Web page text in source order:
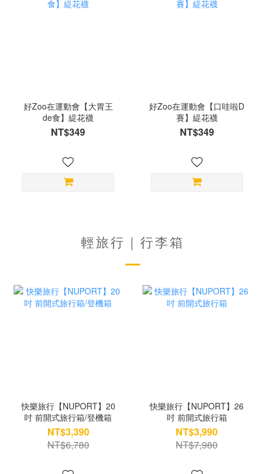
好Zoo在運動會【大胃王
de食】緹花襪
NT$349
好Zoo在運動會【口哇啦D
賽】緹花襪
NT$349
輕旅行｜行李箱
快樂旅行【NUPORT】20
吋 前開式旅行箱/登機箱
NT$3,390
NT$6,780
快樂旅行【NUPORT】26
吋 前開式旅行箱
NT$3,990
NT$7,980